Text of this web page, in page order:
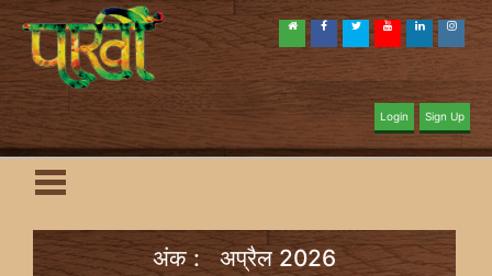
Login Sign Up
अंक : अप्रैल 2026